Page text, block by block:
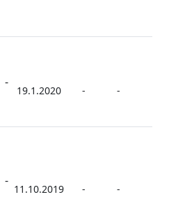
-
19.1.2020 - -
-
11.10.2019 - -